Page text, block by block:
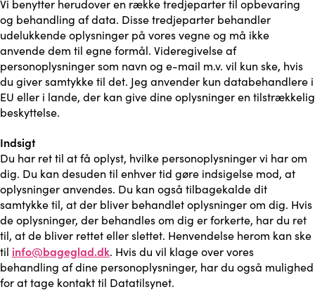
Vi benytter herudover en række tredjeparter til opbevaring
og behandling af data. Disse tredjeparter behandler
udelukkende oplysninger på vores vegne og må ikke
anvende dem til egne formål. Videregivelse af
personoplysninger som navn og e-mail m.v. vil kun ske, hvis
du giver samtykke til det. Jeg anvender kun databehandlere i
EU eller i lande, der kan give dine oplysninger en tilstrækkelig
beskyttelse.
Indsigt
Du har ret til at få oplyst, hvilke personoplysninger vi har om
dig. Du kan desuden til enhver tid gøre indsigelse mod, at
oplysninger anvendes. Du kan også tilbagekalde dit
samtykke til, at der bliver behandlet oplysninger om dig. Hvis
de oplysninger, der behandles om dig er forkerte, har du ret
til, at de bliver rettet eller slettet. Henvendelse herom kan ske
til info@bageglad.dk. Hvis du vil klage over vores
behandling af dine personoplysninger, har du også mulighed
for at tage kontakt til Datatilsynet.